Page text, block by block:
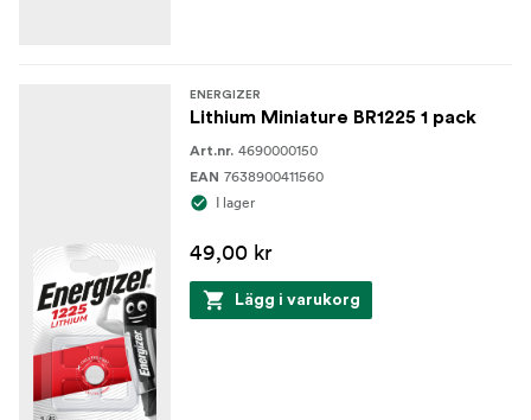
ENERGIZER
Lithium Miniature BR1225 1 pack
Art.nr. 4690000150
EAN 7638900411560
I lager
49,00 kr
Lägg i varukorg